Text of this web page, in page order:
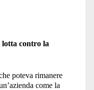
contro la
poteva rimanere
come la